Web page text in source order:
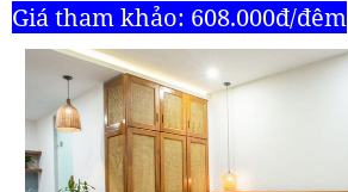
Giá tham khảo: 608.000đ/đêm